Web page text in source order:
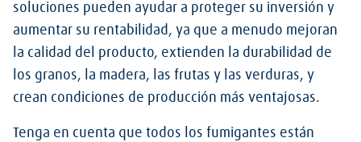
soluciones pueden ayudar a proteger su inversión y
aumentar su rentabilidad, ya que a menudo mejoran
la calidad del producto, extienden la durabilidad de
los granos, la madera, las frutas y las verduras, y
crean condiciones de producción más ventajosas.
Tenga en cuenta que todos los fumigantes están